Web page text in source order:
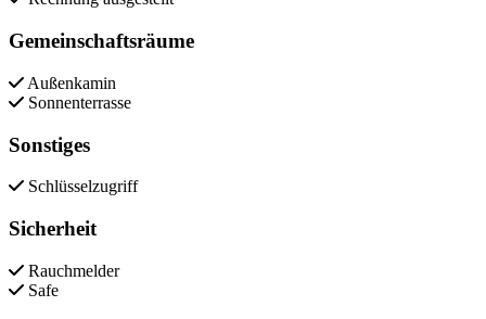
Gemeinschaftsräume
Außenkamin
Sonnenterrasse
Sonstiges
Schlüsselzugriff
Sicherheit
Rauchmelder
Safe